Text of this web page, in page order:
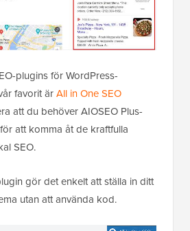
plugins för WordPress-
favorit ärAll in One SEO
att du behöver AIOSEO Plus-
att komma åt de kraftfulla
SEO.
gör det enkelt att ställa in ditt
utan att använda kod.